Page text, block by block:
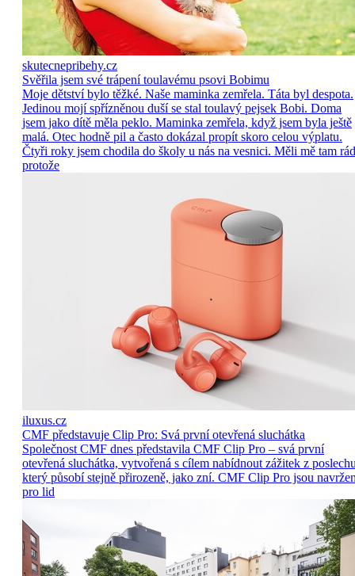
skutecnepribehy.cz
Svěřila jsem své trápení toulavému psovi Bobimu
Moje dětství bylo těžké. Naše maminka zemřela. Táta byl despota.
Jedinou mojí spřízněnou duší se stal toulavý pejsek Bobi. Doma
jsem jako dítě měla peklo. Maminka zemřela, když jsem byla ještě
malá. Otec hodně pil a často dokázal propít skoro celou výplatu.
Čtyři roky jsem chodila do školy u nás na vesnici. Měli mě tam
protože
iluxus.cz
CMF představuje Clip Pro: Svá první otevřená sluchátka
Společnost CMF dnes představila CMF Clip Pro – svá první
otevřená sluchátka, vytvořená s cílem nabídnout zážitek z
který působí stejně přirozeně, jako zní. CMF Clip Pro jsou
pro lid